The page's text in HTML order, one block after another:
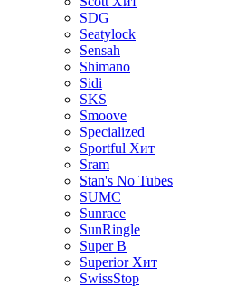
SDG
Seatylock
Sensah
Shimano
Sidi
SKS
Smoove
Specialized
Sportful Хит
Sram
Stan's No Tubes
SUMC
Sunrace
SunRingle
Super B
Superior Хит
SwissStop